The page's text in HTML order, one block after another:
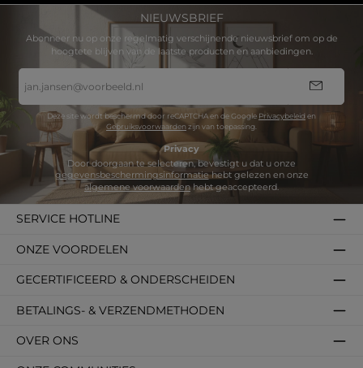
NIEUWSBRIEF
Abonneer nu op onze regelmatig verschijnende nieuwsbrief om op de
hoogtete blijven van de laatste producten en aanbiedingen.
mailadres
*
Deze site wordt beschermd door reCAPTCHA en de Google Privacybeleid en
Gebruiksvoorwaarden zijn van toepassing.
Privacy
gegevensbeschermingsinformatie
algemene voorwaardenhebt geaccepteerd.
SERVICE HOTLINE
BETALINGS- & VERZENDMETHODEN
OVER ONS
GECERTIFICEERD & ONDERSCHEIDEN
ONZE VOORDELEN